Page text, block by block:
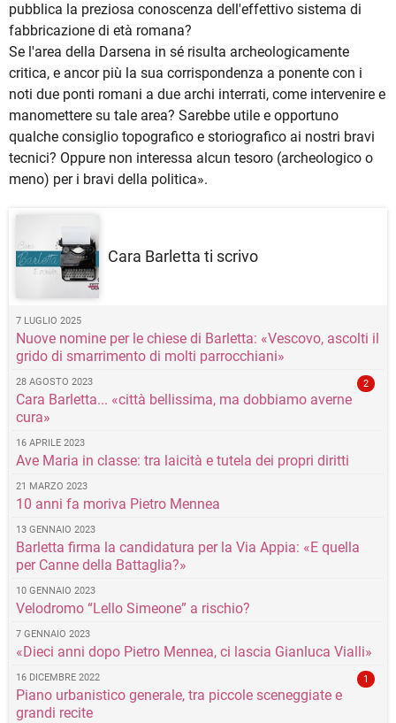
pubblica la preziosa conoscenza dell'effettivo sistema di
fabbricazione di età romana?
Se l'area della Darsena in sé risulta archeologicamente
critica, e ancor più la sua corrispondenza a ponente con i
noti due ponti romani a due archi interrati, come intervenire e
manomettere su tale area? Sarebbe utile e opportuno
qualche consiglio topografico e storiografico ai nostri bravi
tecnici? Oppure non interessa alcun tesoro (archeologico o
meno) per i bravi della politica».
Cara Barletta ti scrivo
7 LUGLIO 2025
Nuove nomine per le chiese di Barletta: «Vescovo, ascolti il
grido di smarrimento di molti parrocchiani»
2
28 AGOSTO 2023
Cara Barletta... «città bellissima, ma dobbiamo averne
cura»
16 APRILE 2023
Ave Maria in classe: tra laicità e tutela dei propri diritti
21 MARZO 2023
10 anni fa moriva Pietro Mennea
13 GENNAIO 2023
Barletta firma la candidatura per la Via Appia: «E quella
per Canne della Battaglia?»
10 GENNAIO 2023
Velodromo “Lello Simeone” a rischio?
7 GENNAIO 2023
«Dieci anni dopo Pietro Mennea, ci lascia Gianluca Vialli»
1
16 DICEMBRE 2022
Piano urbanistico generale, tra piccole sceneggiate e
grandi recite